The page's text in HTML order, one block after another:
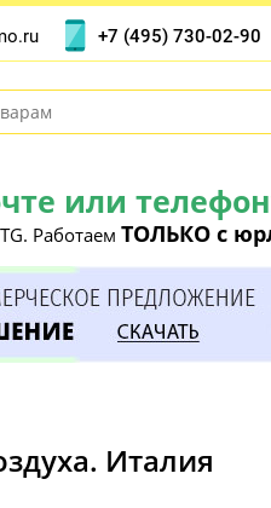
или
Работаем ТОЛЬКО с
+7 (495) 730-02-90
Италия